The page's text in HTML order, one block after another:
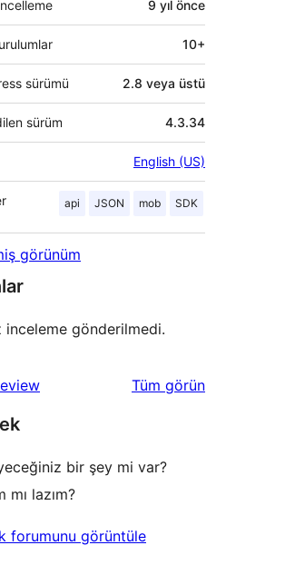
9 yıl önce
10+
sürümü 2.8 veya üstü
sürüm 4.3.34
English (US)
api JSON mob SDK
görünüm
inceleme gönderilmedi.
Tüm değerlendirmeleri
görün
bir şey mi var?
mı lazım?
forumunu görüntüle